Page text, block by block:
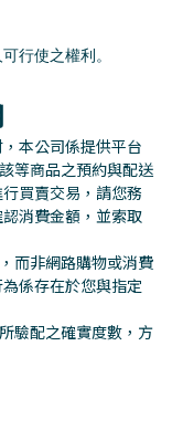
行使之權利。
本公司係提供平台
等商品之預約與配送
買賣交易，請您務
消費金額，並索取
而非網路購物或消費
係存在於您與指定
驗配之確實度數，方